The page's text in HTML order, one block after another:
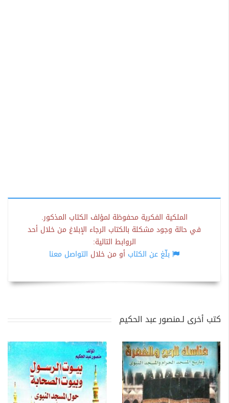
الملكية الفكرية محفوظة لمؤلف الكتاب المذكور.
في حالة وجود مشكلة بالكتاب الرجاء الإبلاغ من خلال أحد
الروابط التالية:
بلّغ عن الكتاب أو من خلال التواصل معنا
كتب أخرى لـمنصور عبد الحكيم